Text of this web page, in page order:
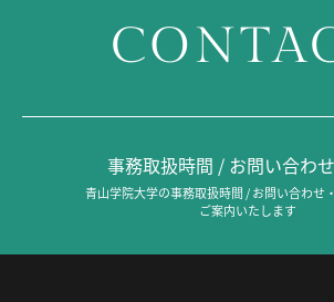
事務取扱時間 / お問い合わ
青山学院大学の事務取扱時間 / お問い合わせ
ご案内いたします